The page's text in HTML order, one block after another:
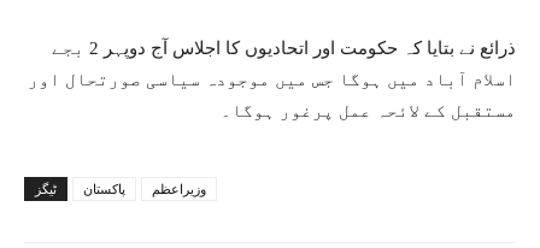
ذرائع نے بتایا کہ حکومت اور اتحادیوں کا اجلاس آج دوپہر 2 بجے
اسلام آباد میں ہوگا جس میں موجودہ سیاسی صورتحال اور
مستقبل کے لائحہ عمل پرغور ہوگا۔
ٹیگز پاکستان وزیراعظم